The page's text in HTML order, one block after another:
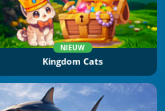
NIEUW
Kingdom Cats